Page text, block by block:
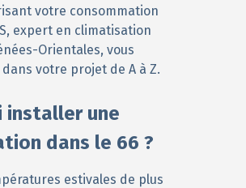
votre consommation
expert en climatisation
Orientales, vous
votre projet de A à Z.
installer une
dans le 66 ?
estivales de plus